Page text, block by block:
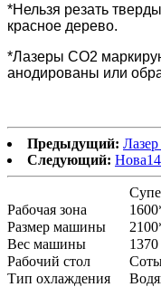
*Нельзя резать
красное дерево.
*Лазеры CO2
анодированы или
Предыдущий:
Следующий:
Рабочая зона
Размер машины
Вес машины
Рабочий стол
Тип охлаждения